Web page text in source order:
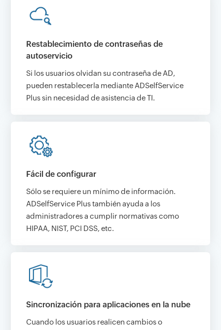
Restablecimiento de contraseñas de
autoservicio
Si los usuarios olvidan su contraseña de AD,
pueden restablecerla mediante ADSelfService
Plus sin necesidad de asistencia de TI.
Fácil de configurar
Sólo se requiere un mínimo de información.
ADSelfService Plus también ayuda a los
administradores a cumplir normativas como
HIPAA, NIST, PCI DSS, etc.
Sincronización para aplicaciones en la nube
Cuando los usuarios realicen cambios o